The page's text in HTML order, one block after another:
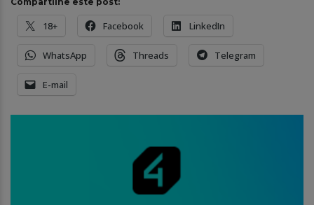
18+ Facebook LinkedIn
WhatsApp Threads Telegram
E-mail